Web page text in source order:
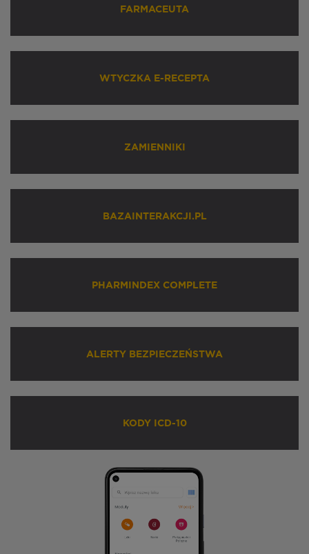
FARMACEUTA
WTYCZKA E-RECEPTA
ZAMIENNIKI
BAZAINTERAKCJI.PL
PHARMINDEX COMPLETE
ALERTY BEZPIECZEŃSTWA
KODY ICD-10